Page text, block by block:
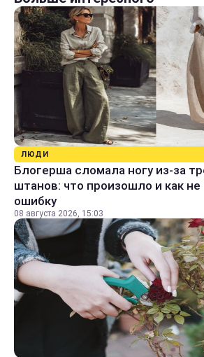
ЛЮДИ
Блогерша сломала ногу из-за
штанов: что произошло и как
ошибку
08 августа 2026, 15:03